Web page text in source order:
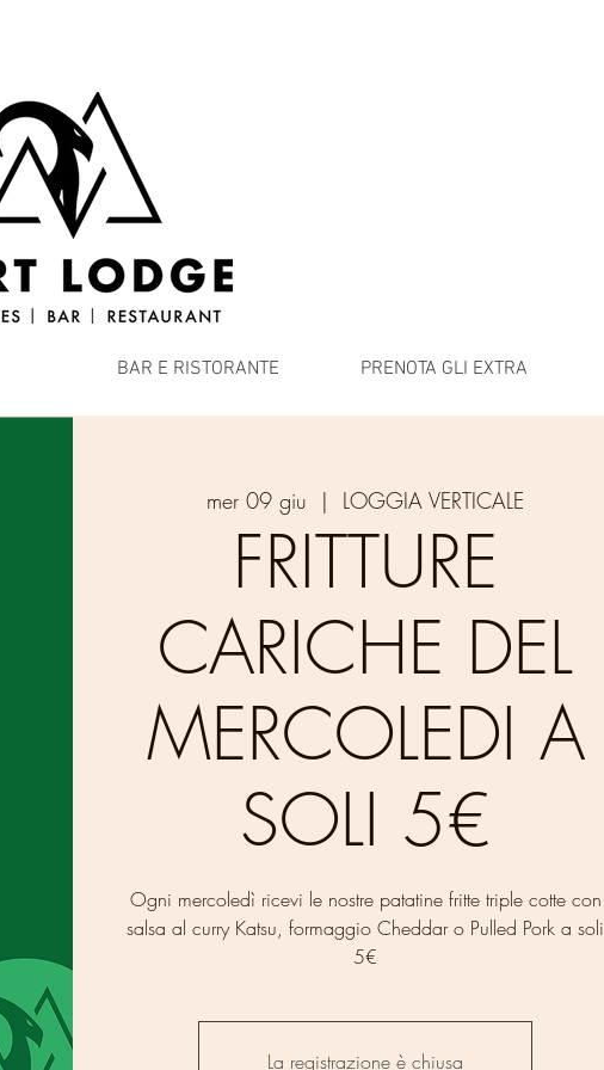
BAR E RISTORANTE PRENOTA GLI EXTRA
mer 09 giu
  |
LOGGIA VERTICALE
FRITTURE
CARICHE DEL
MERCOLEDI A
SOLI 5€
Ogni mercoledì ricevi le nostre patatine fritte triple cotte con
salsa al curry Katsu, formaggio Cheddar o Pulled Pork a soli
5€
La registrazione è chiusa